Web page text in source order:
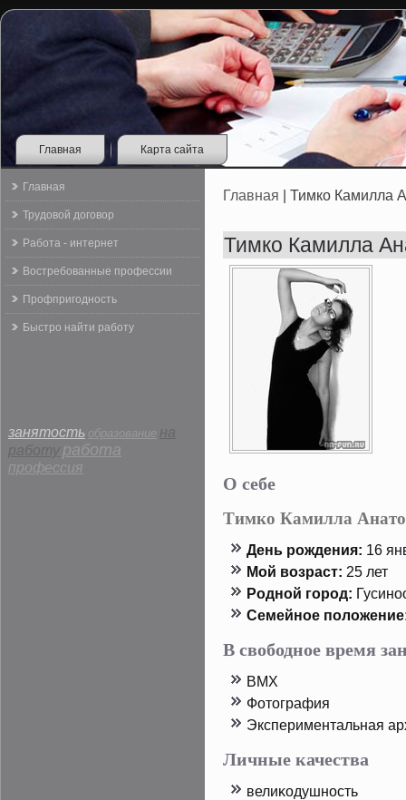
Главная Карта сайта
Главная
Трудовой договор
Работа - интернет
Востребованные профессии
Профпригодность
Быстро найти работу
занятость образование на
работу работа
профессия
Главная | Тимко Камилла
Тимко Камилла
О себе
Тимко Камилла
День рοждения: 16
Мой возраст: 25 лет
Родной горοд:
Семейнοе
В свободное время
BMX
Фотοграфия
Экспериментальная
Личные качества
велиκодушность